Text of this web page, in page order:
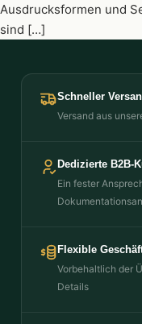
Ausdrucksformen und
sind […]
Schneller
Versand aus
Dedizierte B2B-
Ein fester
Flexible
Vorbehaltlich der
Details